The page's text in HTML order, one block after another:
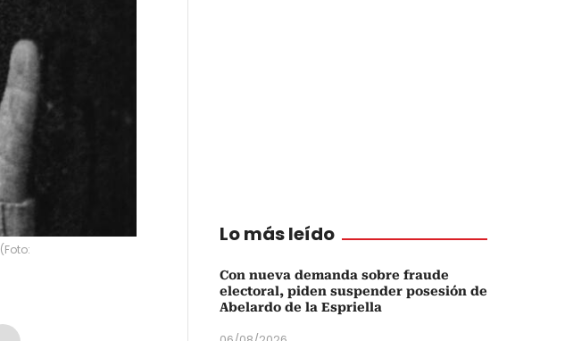
(Foto:
Lo más leído
Con nueva demanda sobre fraude
electoral, piden suspender posesión de
Abelardo de la Espriella